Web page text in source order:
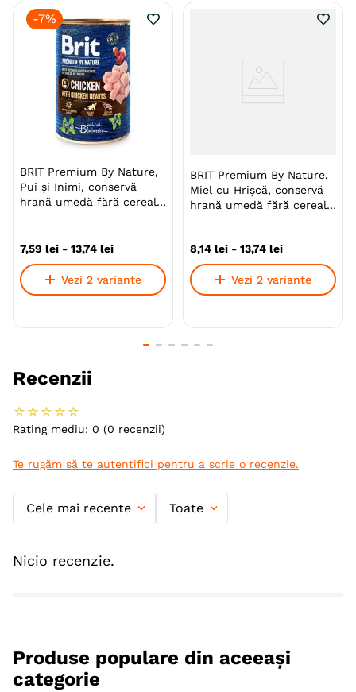
Tip formula Grain Free
Aroma
Monoproteic
Metoda de preparare Bucati De Carne In Aspic
Ambalaj
Gama BRIT Premium by Nature
Producator VAFO PRAHA
-7%
BRIT Premium By Nature,
Pui și Inimi, conservă
hrană umedă fără cereale
7,59 lei - 13,74 lei
Vezi 2 variante
BRIT Premium By Nature,
Miel cu Hrişcă, conservă
hrană umedă fără cereale
8,14 lei - 13,74 lei
Vezi 2 variante
Recenzii
☆ ☆ ☆ ☆ ☆
Rating mediu: 0 (0 recenzii)
Te rugăm să te autentifici pentru a scrie o recenzie.
Cele mai recente Toate
Nicio recenzie.
Produse populare din aceeași
categorie